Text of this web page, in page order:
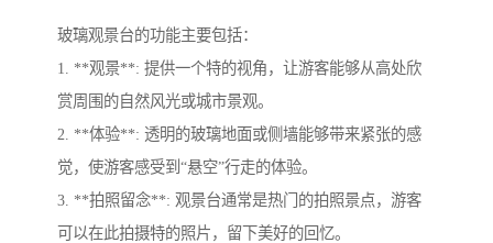
玻璃观景台的功能主要包括：
1. **观景**: 提供一个特的视角，让游客能够从高处欣
赏周围的自然风光或城市景观。
2. **体验**: 透明的玻璃地面或侧墙能够带来紧张的感
觉，使游客感受到“悬空”行走的体验。
3. **拍照留念**: 观景台通常是热门的拍照景点，游客
可以在此拍摄特的照片，留下美好的回忆。